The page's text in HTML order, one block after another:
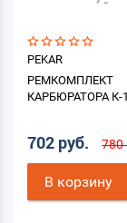
PEKAR
РЕМКОМПЛЕКТ
КАРБЮРАТОРА К-
702 руб. 780
В корзину